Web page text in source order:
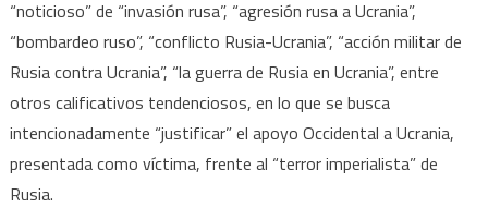
“noticioso” de “invasión rusa”, “agresión rusa a Ucrania”,
“bombardeo ruso”, “conflicto Rusia-Ucrania”, “acción militar de
Rusia contra Ucrania”, “la guerra de Rusia en Ucrania”, entre
otros calificativos tendenciosos, en lo que se busca
intencionadamente “justificar” el apoyo Occidental a Ucrania,
presentada como víctima, frente al “terror imperialista” de
Rusia.